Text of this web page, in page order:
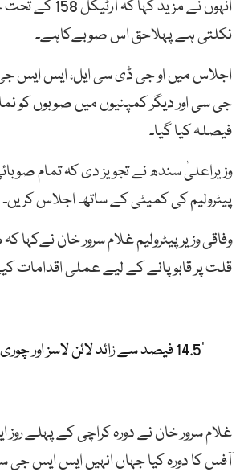
انہوں نے مزید کہا
نکلتی ہے پہلاحق اس صوبےکاہے۔
اجلاس میں او جی ڈی سی ایل، ایس ایس
جی سی اور دیگر کمپنیوں میں صوبوں کو
فیصلہ کیا گیا۔
وزیراعلیٰ سندھ نے تجویز دی کہ تمام
پیٹرولیم کی کمیٹی کے ساتھ اجلاس کریں۔
وفاقی وزیر پیٹرولیم غلام سرور خان
قلت پر قابو پانے کے لیے عملی اقدامات
’14.5 فیصد سے زائد لائن لاسز اور چوری کاسامنا‘
غلام سرور خان نے دورہ کراچی کے پہلے
آفس کا دورہ کیا جہاں انہیں ایس ایس